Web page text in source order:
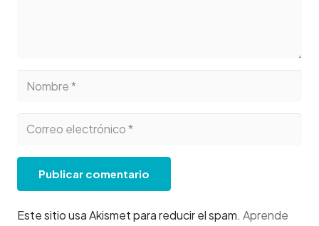
Publicar comentario
Este sitio usa Akismet para reducir el spam. Aprende